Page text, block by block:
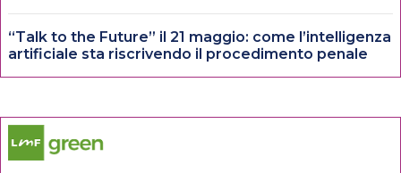
“Talk to the Future” il 21 maggio: come l’intelligenza
artificiale sta riscrivendo il procedimento penale